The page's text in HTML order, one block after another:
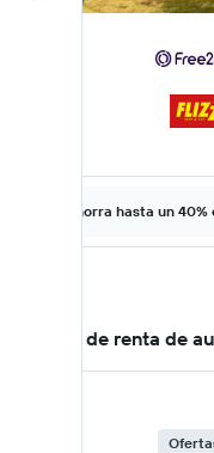
Ahorra hasta un
Ofertas de renta de